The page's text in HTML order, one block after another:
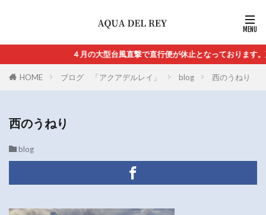
４月の大型台風直撃で直行便が休止となっております。
HOME ブログ 「アクアデルレイ」 blog 西のうねり
西のうねり
blog